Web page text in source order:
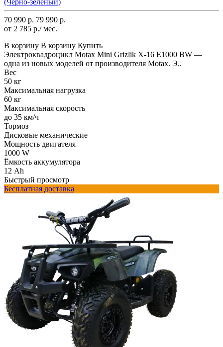
70 990 р. 79 990 р.
от 2 785 р./ мес.
В корзину В корзину Купить
Электроквадроцикл Motax Mini Grizlik X-16 E1000 BW —
одна из новых моделей от производителя Motax. Э..
Вес
50 кг
Максимальная нагрузка
60 кг
Максимальная скорость
до 35 км/ч
Тормоз
Дисковые механические
Мощность двигателя
1000 W
Ёмкость аккумулятора
12 Ah
Быстрый просмотр
Бесплатная доставка